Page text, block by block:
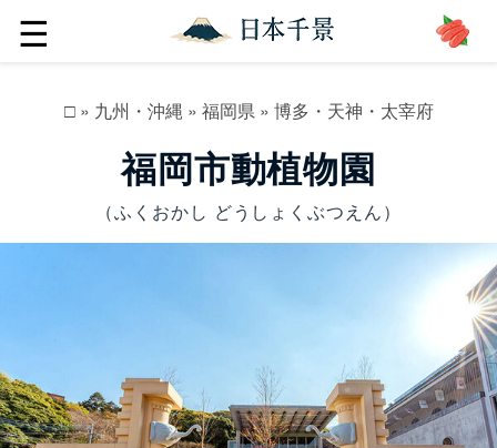
☰
□» 九州・沖縄 » 福岡県» 博多・天神・太宰府
福岡市動植物園
（ふくおかし どうしょくぶつえん）